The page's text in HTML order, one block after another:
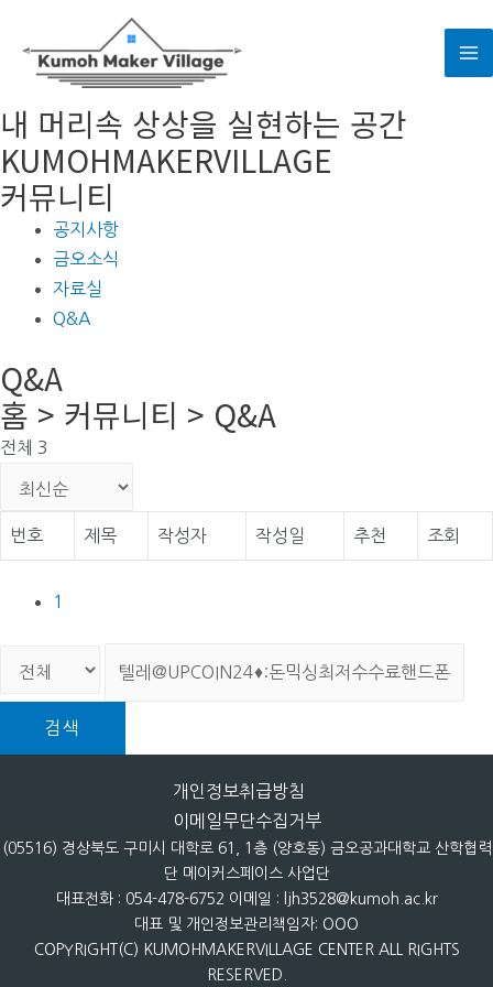
건
너
뛰
내 머리속 상상을 실현하는 공간
KUMOHMAKERVILLAGE
커뮤니티
공지사항
금오소식
자료실
Q&A
Q&A
홈 > 커뮤니티 > Q&A
전체 3
번호 제목 작성자 작성일 추천 조회
1
검색
개인정보취급방침
이메일무단수집거부
(05516) 경상북도 구미시 대학로 61, 1층 (양호동) 금오공과대학교 산학협력
단 메이커스페이스 사업단
대표전화 : 054-478-6752 이메일 : ljh3528@kumoh.ac.kr
대표 및 개인정보관리책임자: OOO
COPYRIGHT(C) KUMOHMAKERVILLAGE CENTER ALL RIGHTS
RESERVED.